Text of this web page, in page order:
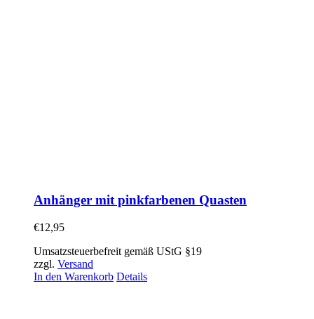
Anhänger mit pinkfarbenen Quasten
€12,95
Umsatzsteuerbefreit gemäß UStG §19
zzgl. Versand
In den Warenkorb Details